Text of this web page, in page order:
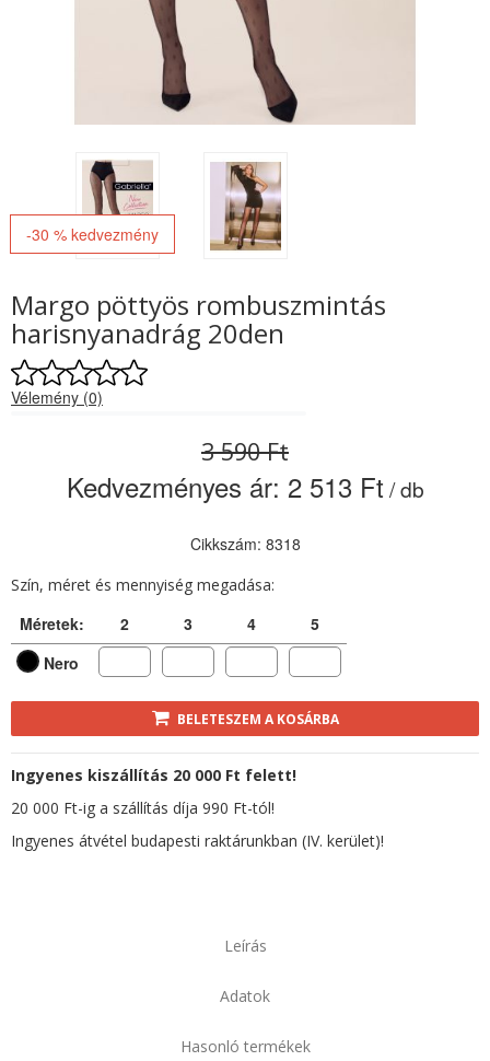
-30 % kedvezmény
Margo pöttyös rombuszmintás
harisnyanadrág 20den
Vélemény (0)
3 590 Ft
Kedvezményes ár: 2 513 Ft / db
Cikkszám: 8318
Szín, méret és mennyiség megadása:
Méretek: 2 3 4
5
Nero
BELETESZEM A KOSÁRBA
Ingyenes kiszállítás 20 000 Ft felett!
20 000 Ft-ig a szállítás díja 990 Ft-tól!
Ingyenes átvétel budapesti raktárunkban (IV. kerület)!
Leírás
Adatok
Hasonló termékek